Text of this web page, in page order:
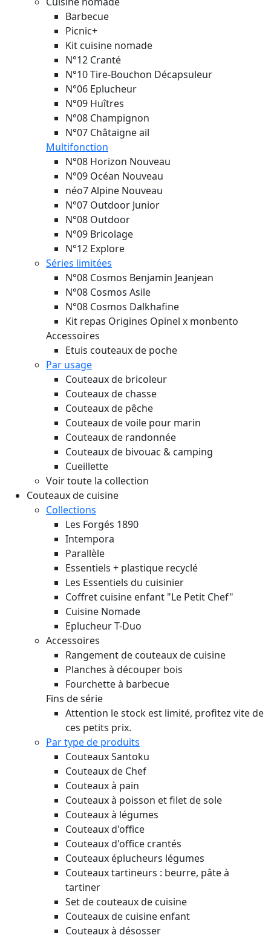
Barbecue
Picnic+
Kit cuisine nomade
N°12 Cranté
N°10 Tire-Bouchon Décapsuleur
N°06 Eplucheur
N°09 Huîtres
N°08 Champignon
N°07 Châtaigne ail
Multifonction
N°08 Horizon Nouveau
N°09 Océan Nouveau
néo7 Alpine Nouveau
N°07 Outdoor Junior
N°08 Outdoor
N°09 Bricolage
N°12 Explore
Séries limitées
N°08 Cosmos Benjamin Jeanjean
N°08 Cosmos Asile
N°08 Cosmos Dalkhafine
Kit repas Origines Opinel x monbento
Accessoires
Etuis couteaux de poche
Par usage
Couteaux de bricoleur
Couteaux de chasse
Couteaux de pêche
Couteaux de voile pour marin
Couteaux de randonnée
Couteaux de bivouac & camping
Cueillette
Voir toute la collection
Couteaux de cuisine
Collections
Les Forgés 1890
Intempora
Parallèle
Essentiels + plastique recyclé
Les Essentiels du cuisinier
Coffret cuisine enfant "Le Petit Chef"
Cuisine Nomade
Eplucheur T-Duo
Accessoires
Rangement de couteaux de cuisine
Planches à découper bois
Fourchette à barbecue
Fins de série
Attention le stock est limité, profitez vite de
ces petits prix.
Par type de produits
Couteaux Santoku
Couteaux de Chef
Couteaux à pain
Couteaux à poisson et filet de sole
Couteaux à légumes
Couteaux d'office
Couteaux d'office crantés
Couteaux éplucheurs légumes
Couteaux tartineurs : beurre, pâte à
tartiner
Set de couteaux de cuisine
Couteaux de cuisine enfant
Couteaux à désosser